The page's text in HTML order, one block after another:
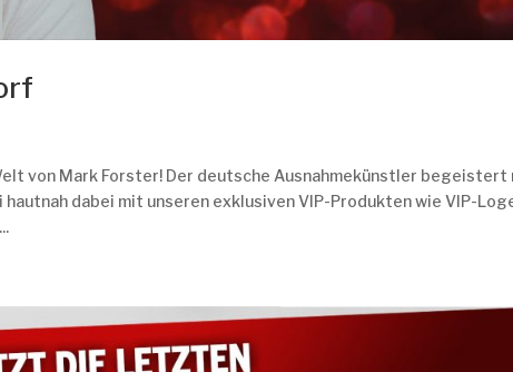
von Mark Forster! Der deutsche Ausnahmekünstler begeistert
dabei mit unseren exklusiven VIP-Produkten wie VIP-